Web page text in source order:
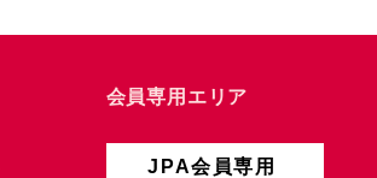
会員専用エリア
JPA会員専用